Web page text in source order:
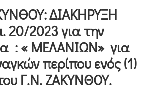
ΔΙΑΚΗΡΥΞΗ
20/2023 για την
: « ΜΕΛΑΝΙΩΝ» για
περίπου ενός (1)
Γ.Ν. ΖΑΚΥΝΘΟΥ.